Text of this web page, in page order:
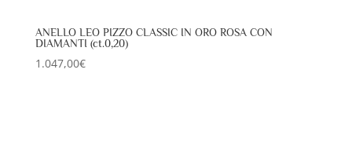
ANELLO LEO PIZZO CLASSIC IN ORO ROSA CON
DIAMANTI (ct.0,20)
1.047,00€